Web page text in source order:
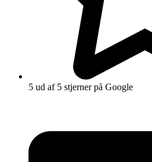
5 ud af 5 stjerner på Google